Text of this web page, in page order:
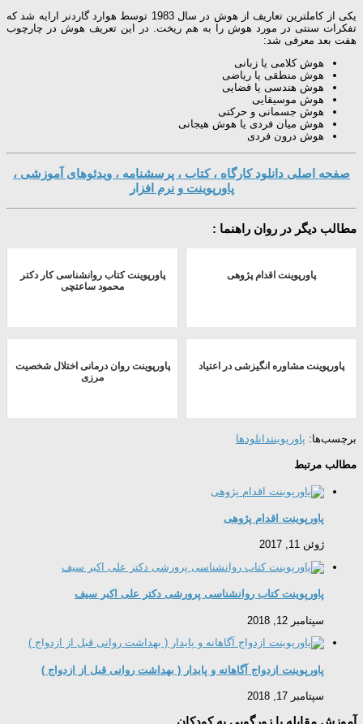
یکی از کاملترین تعاریف از هوش در سال 1983 توسط هوارد گاردنر ارایه شد که
تفکرات سنتی در مورد هوش را به هم ریخت. در این تعریف هوش در چارچوب
هفت بعد معرفی شد:
هوش کلامی یا زبانی
هوش منطقی یا ریاضی
هوش هندسی یا فضایی
هوش موسیقایی
هوش جسمانی و حرکتی
هوش میان فردی یا هوش هیجانی
هوش درون فردی
صفحه اصلی دانلود کارگاه ، کتاب ، پرسشنامه ، ویدئوهای آموزشی ،
پاورپوینت و نرم افزار
مطالب دیگر در روان راهنما :
پاورپوینت اقدام پژوهی
پاورپوینت کتاب روانشناسی کار دكتر
محمود ساعتچی
پاورپوینت مشاوره انگیزشی در اعتیاد
پاورپوینت روان درمانی اختلال شخصیت
مرزی
برچسب‌ها: پاورپوینتدانلودها
مطالب مرتبط
پاورپوینت اقدام پژوهی
ژوئن 11, 2017
پاورپوینت کتاب روانشناسی پرورشی دکتر علی اکبر سیف
سپتامبر 12, 2018
پاورپوینت ازدواج آگاهانه و پایدار ( بهداشت روانی قبل از ازدواج )
سپتامبر 17, 2018
آموزش مقابله با زورگویی به کودکان